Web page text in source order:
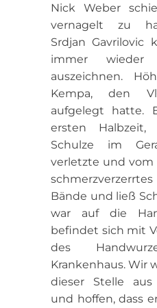
Nick Weber
vernagelt zu
Srdjan Gavrilovic
immer wieder
auszeichnen.
Kempa, den
aufgelegt hatte.
ersten
Schulze im
verletzte und vom
Bände und ließ
war auf die
befindet sich mit
des
Krankenhaus. Wir
dieser Stelle
und hoffen, dass